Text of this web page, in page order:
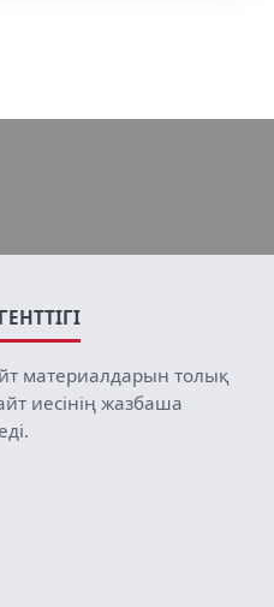
материалдарын толық
иесінің жазбаша